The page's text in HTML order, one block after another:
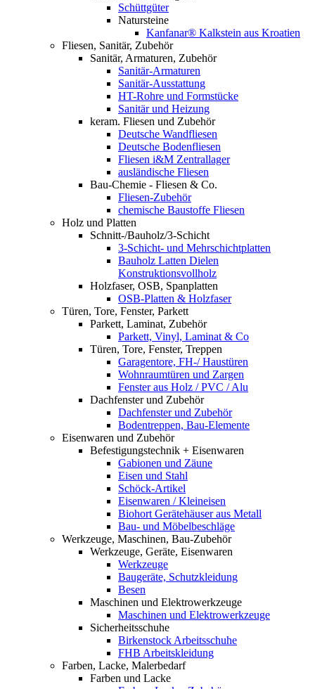
Schüttgüter
Natursteine
Kanfanar® Kalkstein aus Kroatien
Fliesen, Sanitär, Zubehör
Sanitär, Armaturen, Zubehör
Sanitär-Armaturen
Sanitär-Ausstattung
HT-Rohre und Formstücke
Sanitär und Heizung
keram. Fliesen und Zubehör
Deutsche Wandfliesen
Deutsche Bodenfliesen
Fliesen i&M Zentrallager
ausländische Fliesen
Bau-Chemie - Fliesen & Co.
Fliesen-Zubehör
chemische Baustoffe Fliesen
Holz und Platten
Schnitt-/Bauholz/3-Schicht
3-Schicht- und Mehrschichtplatten
Bauholz Latten Dielen
Konstruktionsvollholz
Holzfaser, OSB, Spanplatten
OSB-Platten & Holzfaser
Türen, Tore, Fenster, Parkett
Parkett, Laminat, Zubehör
Parkett, Vinyl, Laminat & Co
Türen, Tore, Fenster, Treppen
Garagentore, FH-/ Haustüren
Wohnraumtüren und Zargen
Fenster aus Holz / PVC / Alu
Dachfenster und Zubehör
Dachfenster und Zubehör
Bodentreppen, Bau-Elemente
Eisenwaren und Zubehör
Befestigungstechnik + Eisenwaren
Gabionen und Zäune
Eisen und Stahl
Schöck-Artikel
Eisenwaren / Kleineisen
Biohort Gerätehäuser aus Metall
Bau- und Möbelbeschläge
Werkzeuge, Maschinen, Bau-Zubehör
Werkzeuge, Geräte, Eisenwaren
Werkzeuge
Baugeräte, Schutzkleidung
Besen
Maschinen und Elektrowerkzeuge
Maschinen und Elektrowerkzeuge
Sicherheitsschuhe
Birkenstock Arbeitsschuhe
FHB Arbeitskleidung
Farben, Lacke, Malerbedarf
Farben und Lacke